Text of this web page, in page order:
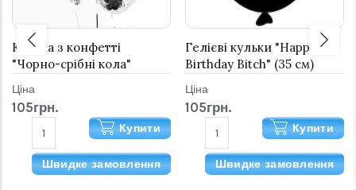
Кулька з конфетті
"Чорно-срібні кола"
Ціна
105грн.
Купити
Швидке замовлення
Гелієві кульки "Happy
Birthday Bitch" (35 см)
Ціна
105грн.
Купити
Швидке замовлення